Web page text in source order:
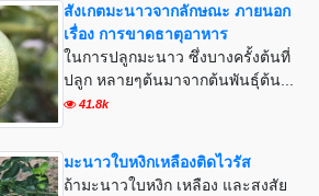
สังเกตมะนาวจากลักษณะ ภายนอก
เรื่อง การขาดธาตุอาหาร
ในการปลูกมะนาว ซึ่งบางครั้งต้นที่
ปลูก หลายๆต้นมาจากต้นพันธุ์ต้น...
41.8k
มะนาวใบหงิกเหลืองติดไวรัส
ถ้ามะนาวใบหงิก เหลือง และสงสัย